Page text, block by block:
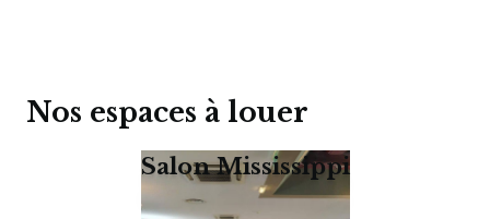
Nos espaces à louer
Salon Mississippi